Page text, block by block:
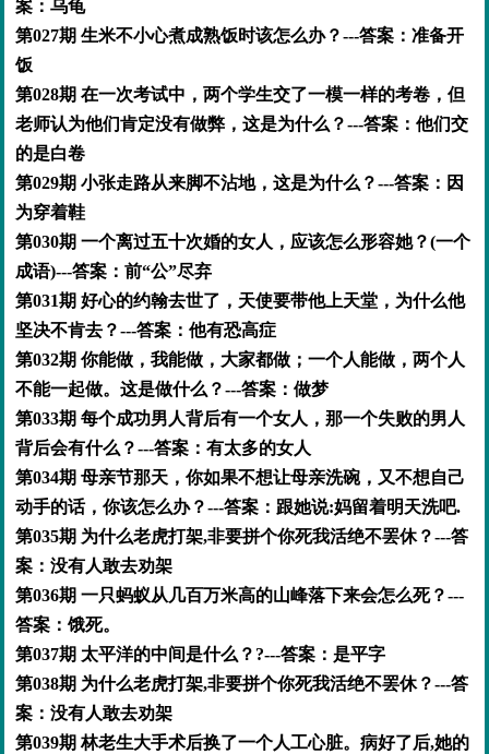
案：乌龟
第027期 生米不小心煮成熟饭时该怎么办？---答案：准备开
饭
第028期 在一次考试中，两个学生交了一模一样的考卷，但
老师认为他们肯定没有做弊，这是为什么？---答案：他们交
的是白卷
第029期 小张走路从来脚不沾地，这是为什么？---答案：因
为穿着鞋
第030期 一个离过五十次婚的女人，应该怎么形容她？(一个
成语)---答案：前“公”尽弃
第031期 好心的约翰去世了，天使要带他上天堂，为什么他
坚决不肯去？---答案：他有恐高症
第032期 你能做，我能做，大家都做；一个人能做，两个人
不能一起做。这是做什么？---答案：做梦
第033期 每个成功男人背后有一个女人，那一个失败的男人
背后会有什么？---答案：有太多的女人
第034期 母亲节那天，你如果不想让母亲洗碗，又不想自己
动手的话，你该怎么办？---答案：跟她说:妈留着明天洗吧.
第035期 为什么老虎打架,非要拼个你死我活绝不罢休？---答
案：没有人敢去劝架
第036期 一只蚂蚁从几百万米高的山峰落下来会怎么死？---
答案：饿死。
第037期 太平洋的中间是什么？?---答案：是平字
第038期 为什么老虎打架,非要拼个你死我活绝不罢休？---答
案：没有人敢去劝架
第039期 林老生大手术后换了一个人工心脏。病好了后,她的